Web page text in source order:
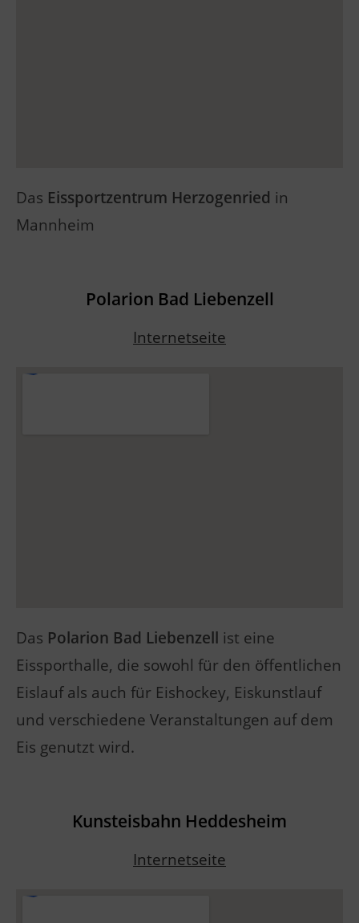
Das Eissportzentrum Herzogenried in
Mannheim
Polarion Bad Liebenzell
Internetseite
Das Polarion Bad Liebenzell ist eine
Eissporthalle, die sowohl für den öffentlichen
Eislauf als auch für Eishockey, Eiskunstlauf
und verschiedene Veranstaltungen auf dem
Eis genutzt wird.
Kunsteisbahn Heddesheim
Internetseite